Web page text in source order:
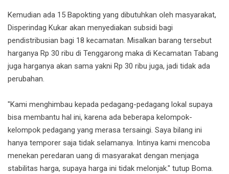
Kemudian ada 15 Bapokting yang dibutuhkan oleh masyarakat,
Disperindag Kukar akan menyediakan subsidi bagi
pendistribusian bagi 18 kecamatan. Misalkan barang tersebut
harganya Rp 30 ribu di Tenggarong maka di Kecamatan Tabang
juga harganya akan sama yakni Rp 30 ribu juga, jadi tidak ada
perubahan.
"Kami menghimbau kepada pedagang-pedagang lokal supaya
bisa membantu hal ini, karena ada beberapa kelompok-
kelompok pedagang yang merasa tersaingi. Saya bilang ini
hanya temporer saja tidak selamanya. Intinya kami mencoba
menekan peredaran uang di masyarakat dengan menjaga
stabilitas harga, supaya harga ini tidak melonjak." tutup Boma.